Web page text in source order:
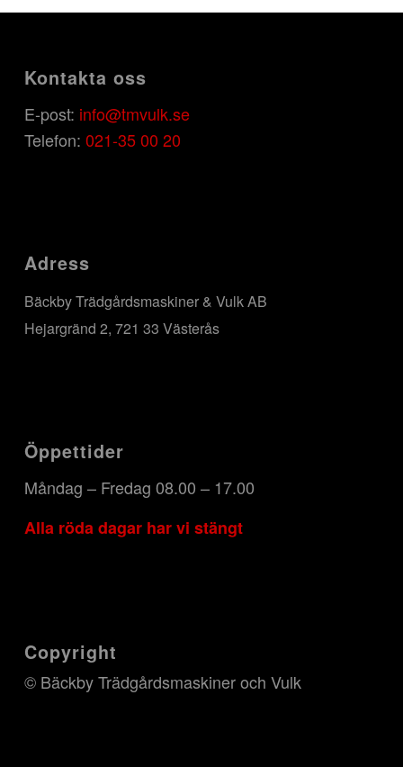
Kontakta oss
E-post: info@tmvulk.se
Telefon: 021-35 00 20
Adress
Bäckby Trädgårdsmaskiner & Vulk AB
Hejargränd 2, 721 33 Västerås
Öppettider
Måndag – Fredag 08.00 – 17.00
Alla röda dagar har vi stängt
Copyright
© Bäckby Trädgårdsmaskiner och Vulk